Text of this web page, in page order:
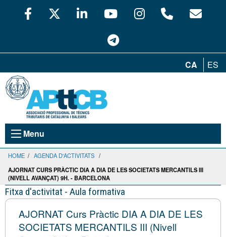
CA ES
Menu
HOME / AGENDA D'ACTIVITATS /
AJORNAT CURS PRÀCTIC DIA A DIA DE LES SOCIETATS MERCANTILS III
(NIVELL AVANÇAT) 9H. - BARCELONA
Fitxa d'activitat - Aula formativa
AJORNAT Curs Pràctic DIA A DIA DE LES
SOCIETATS MERCANTILS III (Nivell